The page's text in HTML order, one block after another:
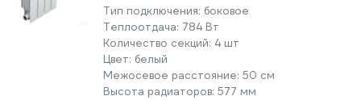
Тип подключения: боковое
Теплоотдача: 784 Вт
Количество секций: 4 шт
Цвет: белый
Межосевое расстояние: 50 см
Высота радиаторов: 577 мм